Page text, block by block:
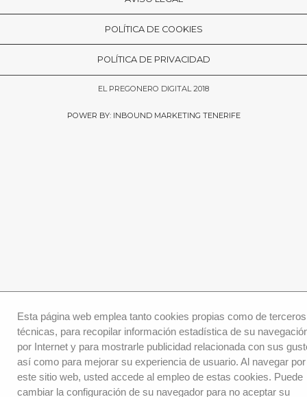
POLÍTICA DE COOKIES
POLÍTICA DE PRIVACIDAD
EL PREGONERO DIGITAL 2018
POWER BY: INBOUND MARKETING TENERIFE
Esta página web emplea tanto cookies propias como de terceros
técnicas, para recopilar información estadística de su
por Internet y para mostrarle publicidad relacionada con sus
así como para mejorar su experiencia de usuario. Al navegar por
este sitio web, usted accede al empleo de estas cookies. Puede
cambiar la configuración de su navegador para no aceptar su